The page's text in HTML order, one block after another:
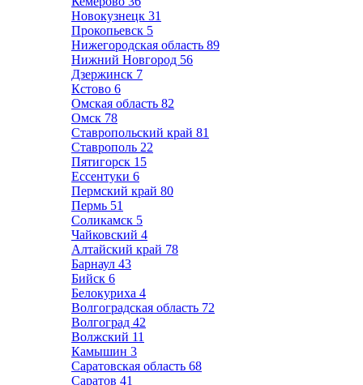
Новокузнецк 31
Прокопьевск 5
Нижегородская область 89
Нижний Новгород 56
Дзержинск 7
Кстово 6
Омская область 82
Омск 78
Ставропольский край 81
Ставрополь 22
Пятигорск 15
Ессентуки 6
Пермский край 80
Пермь 51
Соликамск 5
Чайковский 4
Алтайский край 78
Барнаул 43
Бийск 6
Белокуриха 4
Волгоградская область 72
Волгоград 42
Волжский 11
Камышин 3
Саратовская область 68
Саратов 41